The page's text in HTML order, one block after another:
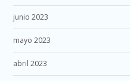
junio 2023
mayo 2023
abril 2023